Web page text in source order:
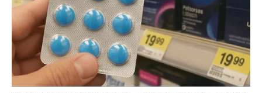
borba nije bila uzaludna.
Pred vama su dani puni lijepih iznenađenja, važnih
trenutaka i osjećaja koji će vas podsjetiti koliko život
može biti lijep kada zvijezde počnu da rade u vašu korist.